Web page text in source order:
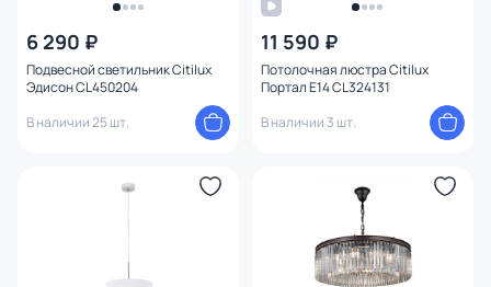
6 290 ₽
Подвесной светильник Citilux
Эдисон CL450204
В наличии 25 шт.
11 590 ₽
Потолочная люстра Citilux
Портал E14 CL324131
В наличии 3 шт.